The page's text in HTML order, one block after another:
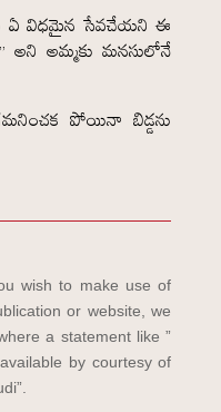
ఏ విధమైన సేవచేయని ఈ
అని అమ్మకు మనసులోనే
పోయినా బిడ్డను
wish to make use of
or website, we
a statement like ”
by courtesy of